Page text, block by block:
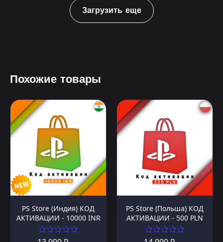
Загрузить еще
Похожие товары
PS Store (Индия) КОД
АКТИВАЦИИ - 10000 INR
PS Store (Польша) КОД
АКТИВАЦИИ - 500 PLN